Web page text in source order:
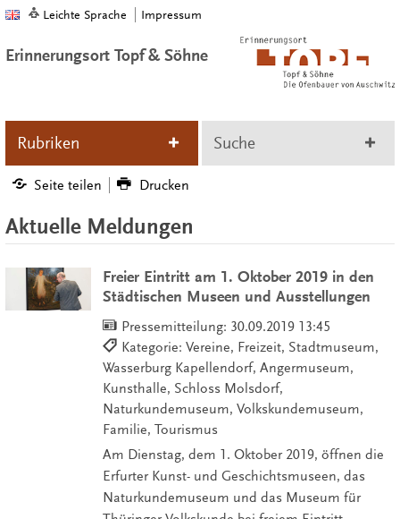
Leichte Sprache Impressum
Erinnerungsort Topf & Söhne
Rubriken Suche
Seite teilen Drucken
Aktuelle Meldungen
Freier Eintritt am 1. Oktober 2019 in den
Städtischen Museen und Ausstellungen
Pressemitteilung: 30.09.2019 13:45
Kategorie: Vereine, Freizeit, Stadtmuseum,
Wasserburg Kapellendorf, Angermuseum,
Kunsthalle, Schloss Molsdorf,
Naturkundemuseum, Volkskundemuseum,
Familie, Tourismus
Am Dienstag, dem 1. Oktober 2019, öffnen die
Erfurter Kunst- und Geschichtsmuseen, das
Naturkundemuseum und das Museum für